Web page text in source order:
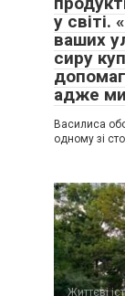
у світі.
ваших
сиру
адже ми
Василиса
одному зі
Життєві